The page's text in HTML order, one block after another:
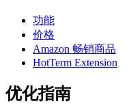
功能
价格
Amazon 畅销商品
HotTerm Extension
优化指南